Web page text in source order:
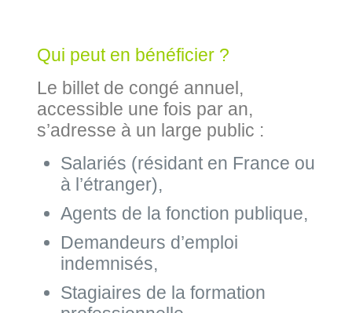
Qui peut en bénéficier ?
Le billet de congé annuel,
accessible une fois par an,
s’adresse à un large public :
Salariés (résidant en France ou
à l’étranger),
Agents de la fonction publique,
Demandeurs d’emploi
indemnisés,
Stagiaires de la formation